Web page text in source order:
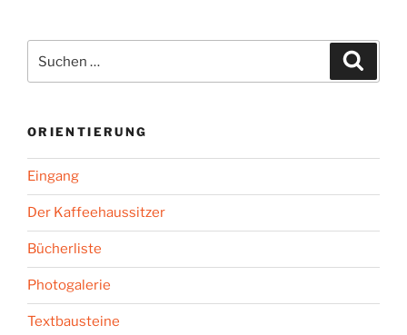
nach:
ORIENTIERUNG
Eingang
Der Kaffeehaussitzer
Bücherliste
Photogalerie
Textbausteine